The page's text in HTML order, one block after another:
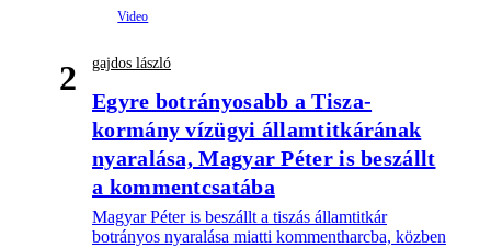
2 gajdos lászló
Egyre botrányosabb a Tisza-
kormány vízügyi államtitkárának
nyaralása, Magyar Péter is beszállt
a kommentcsatába
Magyar Péter is beszállt a tiszás államtitkár
botrányos nyaralása miatti kommentharcba, közben